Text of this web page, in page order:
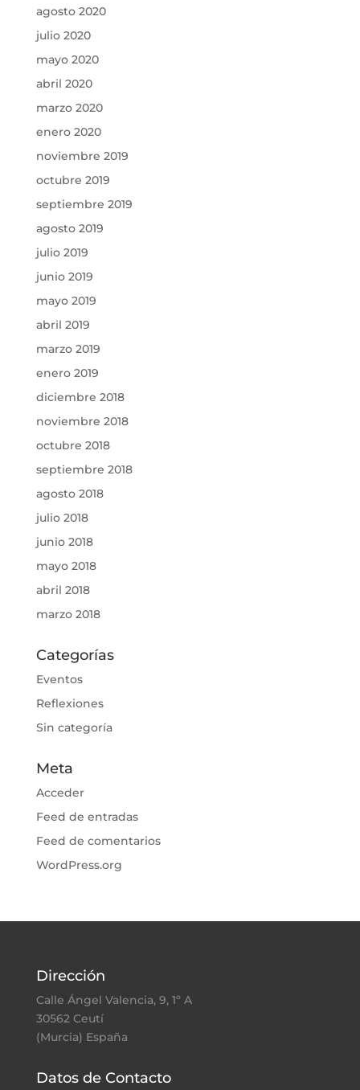
agosto 2020
julio 2020
mayo 2020
abril 2020
marzo 2020
enero 2020
noviembre 2019
octubre 2019
septiembre 2019
agosto 2019
julio 2019
junio 2019
mayo 2019
abril 2019
marzo 2019
enero 2019
diciembre 2018
noviembre 2018
octubre 2018
septiembre 2018
agosto 2018
julio 2018
junio 2018
mayo 2018
abril 2018
marzo 2018
Categorías
Eventos
Reflexiones
Sin categoría
Meta
Acceder
Feed de entradas
Feed de comentarios
WordPress.org
Dirección
Calle Ángel Valencia, 9, 1º A
30562 Ceutí
(Murcia) España
Datos de Contacto